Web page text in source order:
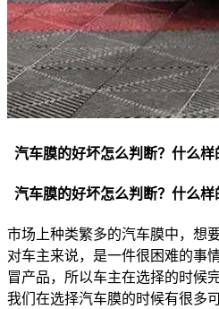
汽车膜的好坏怎么判断？什么样
汽车膜的好坏怎么判断？什么样
市场上种类繁多的汽车膜中，想
对车主来说，是一件很困难的事
冒产品，所以车主在选择的时候
我们在选择汽车膜的时候有很多